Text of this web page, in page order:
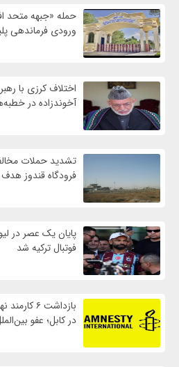
حمله «جبهه متحد
ورودی فرماندهی
اختلاف کرزی با
آخوندزاده در
تشدید حملات
فرودگاه قندوز
پایان یک عصر در
فوتبال ترکیه شد
بازداشت ۶
در کابل؛ عفو